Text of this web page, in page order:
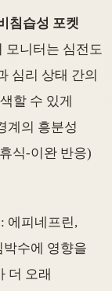
침습성 포켓
모니터는 심전도
심리 상태 간의
할 수 있게
계의 흥분성
식-이완 반응)
에피네프린,
수에 영향을
더 오래